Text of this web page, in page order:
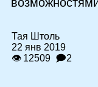
Тая Штоль
22 янв 2019
👁 12509 🗩2